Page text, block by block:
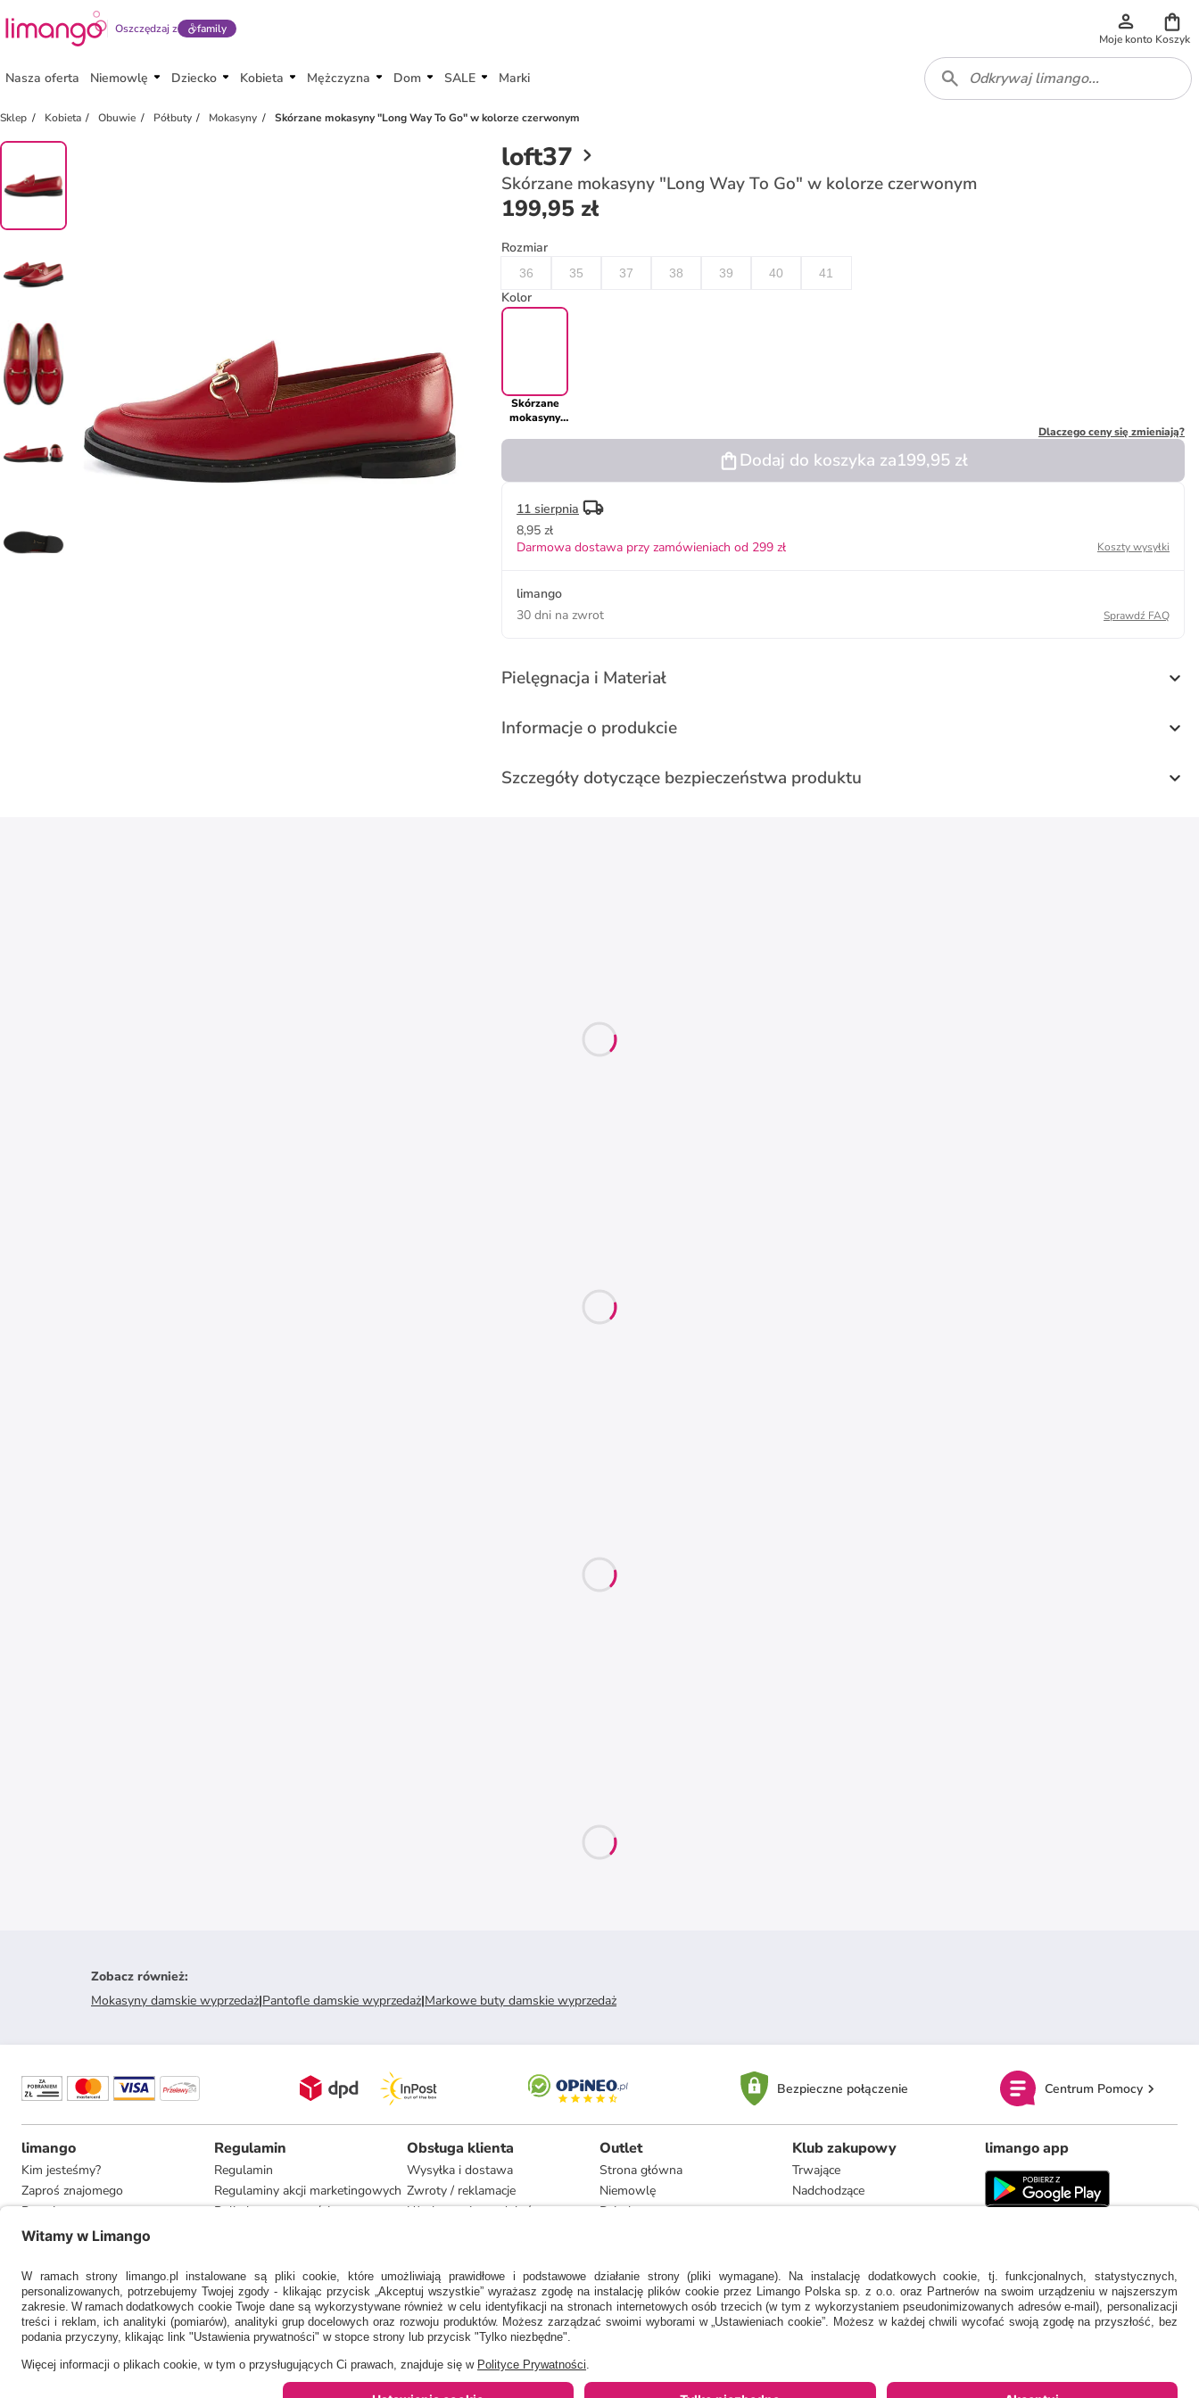
Oszczędzaj z family
Moje konto Koszyk
Nasza oferta Niemowlę Dziecko Kobieta Mężczyzna Dom SALE Marki
Sklep Kobieta Obuwie Półbuty Mokasyny Skórzane mokasyny "Long Way To Go" w kolorze czerwonym
loft37
Skórzane mokasyny "Long Way To Go" w kolorze czerwonym
199,95 zł
Rozmiar
36 35 37 38 39 40 41
Kolor
Skórzane
mokasyny
Dlaczego ceny się zmieniają?
Dodaj do koszyka za199,95 zł
11 sierpnia
8,95 zł
Darmowa dostawa przy zamówieniach od 299 zł
Koszty wysyłki
limango
30 dni na zwrot
Sprawdź FAQ
Pielęgnacja i Materiał
Informacje o produkcie
Szczegóły dotyczące bezpieczeństwa produktu
Zobacz również:
Mokasyny damskie wyprzedaż|Pantofle damskie wyprzedaż|Markowe buty damskie wyprzedaż
Bezpieczne połączenie Centrum Pomocy
limango
Kim jesteśmy?
Zaproś znajomego
Pracuj u nas
Informacje dla prasy
Regulamin
Regulamin
Regulaminy akcji marketingowych
Polityka prywatności
Obsługa klienta
Wysyłka i dostawa
Zwroty / reklamacje
Użytkowanie produktów
Zgodność z umową i naprawa
Outlet
Strona główna
Niemowlę
Dziecko
Dom
Marki
Klub zakupowy
Trwające
Nadchodzące
limango app